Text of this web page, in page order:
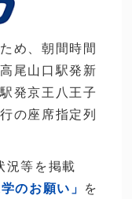
め、朝間時間
尾山口駅発新
発京王八王子
の座席指定列
況等を掲載
のお願い」 を